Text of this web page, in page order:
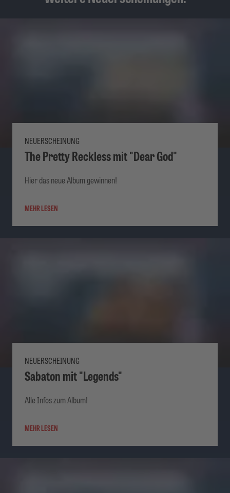
NEUERSCHEINUNG
The Pretty Reckless mit "Dear God"
Hier das neue Album gewinnen!
MEHR LESEN
NEUERSCHEINUNG
Sabaton mit "Legends"
Alle Infos zum Album!
MEHR LESEN